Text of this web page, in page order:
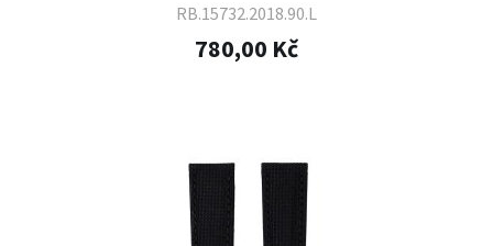
RB.15732.2018.90.L
780,00 Kč